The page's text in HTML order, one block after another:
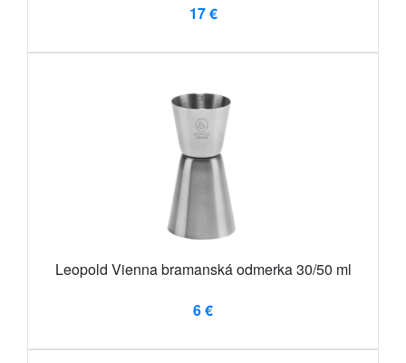
17 €
Leopold Vienna bramanská odmerka 30/50 ml
6 €